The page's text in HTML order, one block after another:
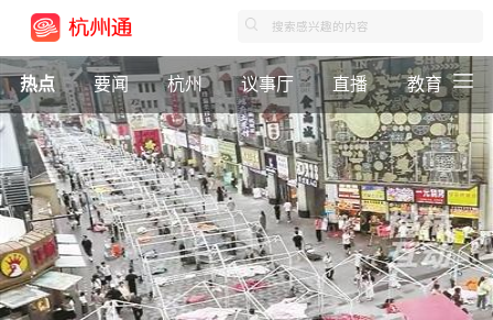
热点 要闻 杭州 议事厅 直播 教育